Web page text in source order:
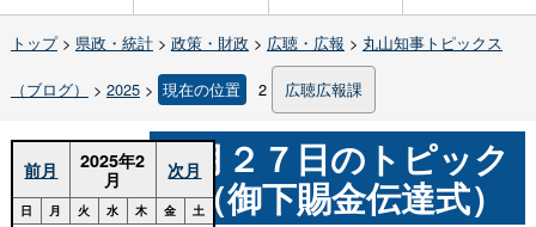
トップ> 県政・統計> 政策・財政 > 広聴・広報 > 丸山知事トピックス
（ブログ） > 2025> 現在の位置 2 広聴広報課
２月２７日のトピック
ス（御下賜金伝達式）
前月
2025年2
月
次月
日 月 火 水 木 金 土